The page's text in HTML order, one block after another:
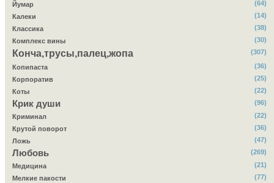
Йумар
(64)
Калеки
(14)
Классика
(38)
Комплекс вины
(30)
Конча,трусы,палец,жопа (307)
Копипаста
(36)
Корпоратив
(25)
Коты
(22)
Крик души
(96)
Криминал
(22)
Крутой поворот
(36)
Ложь
(47)
Любовь
(269)
Медицина
(21)
Мелкие пакости
(77)